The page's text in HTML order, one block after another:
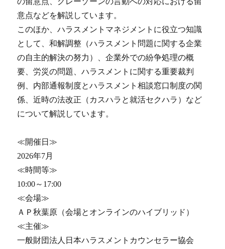
意点などを解説しています。
このほか、ハラスメントマネジメントに役立つ知識
として、和解調整（ハラスメント問題に関する企業
の自主的解決の努力）、企業外での紛争処理の概
要、労災の問題、ハラスメントに関する重要裁判
例、内部通報制度とハラスメント相談窓口制度の関
係、近時の法改正（カスハラと就活セクハラ）など
について解説しています。
≪開催日≫
2026年7月
≪時間等≫
10:00～17:00
≪会場≫
ＡＰ秋葉原（会場とオンラインのハイブリッド）
≪主催≫
一般財団法人日本ハラスメントカウンセラー協会